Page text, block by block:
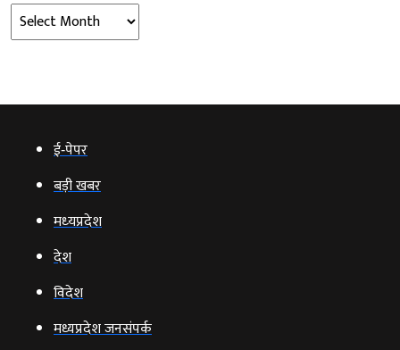
Archives
ई‑पेपर
बड़ी खबर
मध्‍यप्रदेश
देश
विदेश
मध्यप्रदेश जनसंपर्क